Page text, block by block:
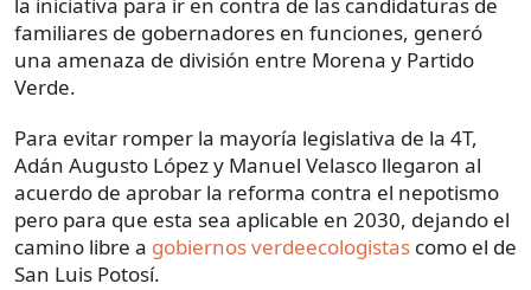
la iniciativa para ir en contra de las candidaturas de
familiares de gobernadores en funciones, generó
una amenaza de división entre Morena y Partido
Verde.
Para evitar romper la mayoría legislativa de la 4T,
Adán Augusto López y Manuel Velasco llegaron al
acuerdo de aprobar la reforma contra el nepotismo
pero para que esta sea aplicable en 2030, dejando el
camino libre a gobiernos verdeecologistas como el de
San Luis Potosí.